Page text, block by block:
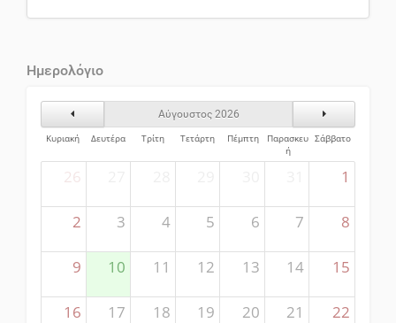
Ημερολόγιο
Προηγούμενος ΜήναςΑύγουστος 2026
Επόμενος
Κυριακή
Δευτέρα Τρίτη Τετάρτη Πέμπτη
Παρασκευ
ή
Σάββατο
26 1
2 3 4 5 6 7 8
9 10 11 12 13 14 15
16 17 18 19 20 21 22